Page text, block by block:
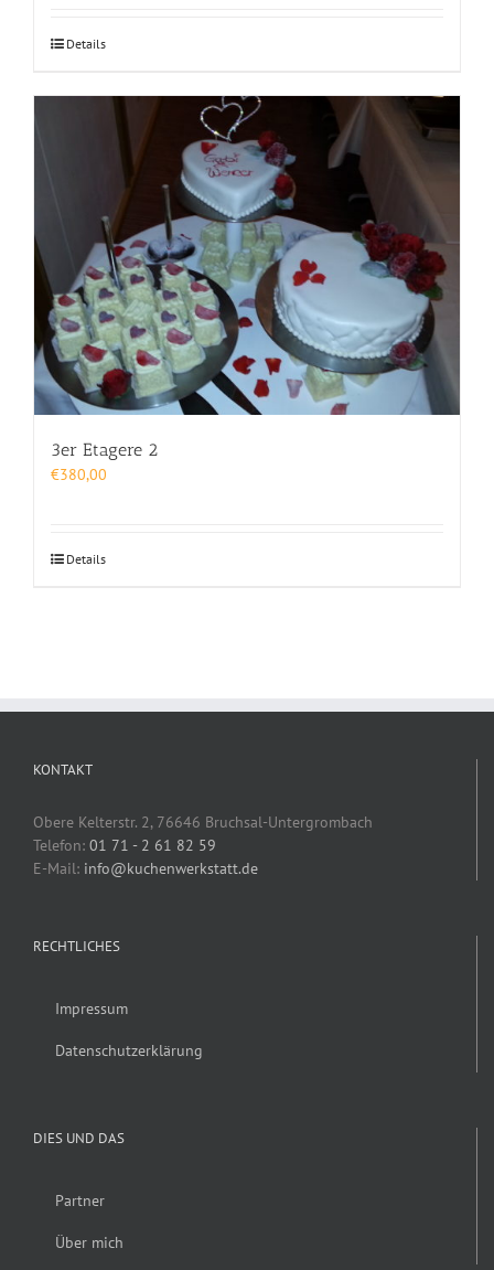
Details
3er Etagere 2
€380,00
Details
KONTAKT
Obere Kelterstr. 2, 76646 Bruchsal-Untergrombach
Telefon: 01 71 - 2 61 82 59
E-Mail: info@kuchenwerkstatt.de
RECHTLICHES
Impressum
Datenschutzerklärung
DIES UND DAS
Partner
Über mich